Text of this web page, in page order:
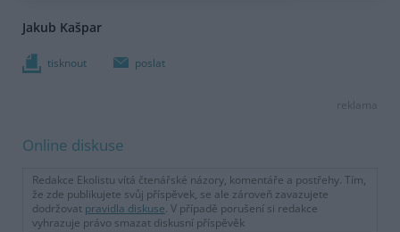
Jakub Kašpar
tisknout poslat
reklama
Online diskuse
Redakce Ekolistu vítá čtenářské názory, komentáře a postřehy. Tím,
že zde publikujete svůj příspěvek, se ale zároveň zavazujete
dodržovat pravidla diskuse. V případě porušení si redakce
vyhrazuje právo smazat diskusní příspěvěk